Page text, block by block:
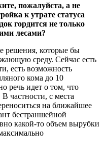
пожалуйста, а не
к утрате статуса
гордится не только
лесами?
решения, которые бы
среду. Сейчас есть
есть возможность
кома до 10
речь идет о том, что
частности, с места
на ближайшее
бестраншейной
какой-то объем вырубки